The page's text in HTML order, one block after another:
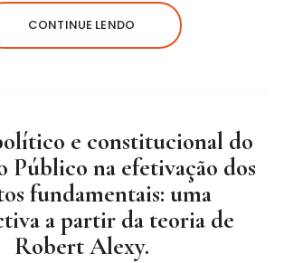
CONTINUE LENDO
e constitucional do
na efetivação dos
fundamentais: uma
a partir da teoria de
Robert Alexy.